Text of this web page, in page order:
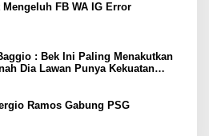
Mengeluh FB WA IG Error
: Bek Ini Paling Menakutkan
Dia Lawan Punya Kekuatan
Ramos Gabung PSG